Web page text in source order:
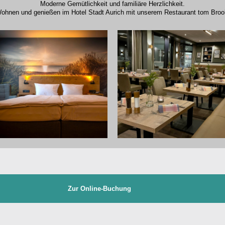
Moderne Gemütlichkeit und familiäre Herzlichkeit.
und genießen im Hotel Stadt Aurich mit unserem Restaurant tom
Zur Online-Buchung